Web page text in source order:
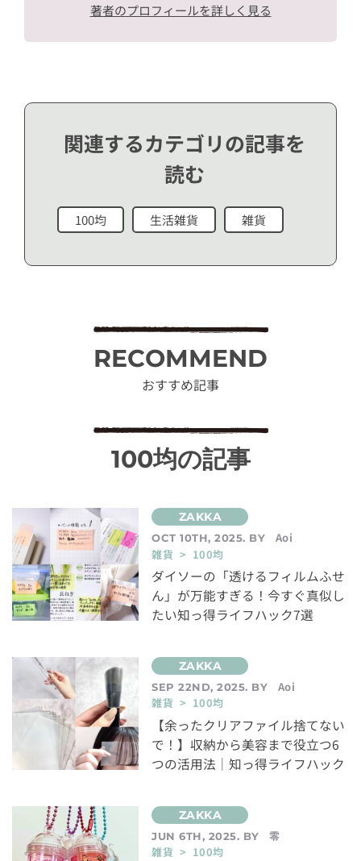
著者のプロフィールを詳しく見る
関連するカテゴリの記事を
読む
100均 生活雑貨 雑貨
RECOMMEND
おすすめ記事
100均の記事
OCT 10TH, 2025. BY
Aoi
雑貨 > 100均
ダイソーの「透けるフィルムふせ
ん」が万能すぎる！今すぐ真似し
たい知っ得ライフハック7選
SEP 22ND, 2025. BY
Aoi
雑貨 > 100均
【余ったクリアファイル捨てない
で！】収納から美容まで役立つ6
つの活用法｜知っ得ライフハック
JUN 6TH, 2025. BY
零
雑貨 > 100均